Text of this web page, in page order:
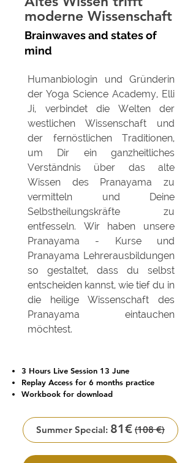
moderne Wissenschaft
Brainwaves and states of
mind
Humanbiologin und Gründerin
der Yoga Science Academy, Elli
Ji, verbindet die Welten der
westlichen Wissenschaft und
der fernöstlichen Traditionen,
um Dir ein ganzheitliches
Verständnis über das alte
Wissen des Pranayama zu
vermitteln und Deine
Selbstheilungskräfte zu
entfesseln. Wir haben unsere
Pranayama - Kurse und
Pranayama Lehrerausbildungen
so gestaltet, dass du selbst
entscheiden kannst, wie tief du in
die heilige Wissenschaft des
Pranayama eintauchen
möchtest.
3 Hours Live Session 13 June
Replay Access for 6 months practice
Workbook for download
Buche Dein gratis 1:1 mit Elli Ji
Summer Special: 81€ (108 €)